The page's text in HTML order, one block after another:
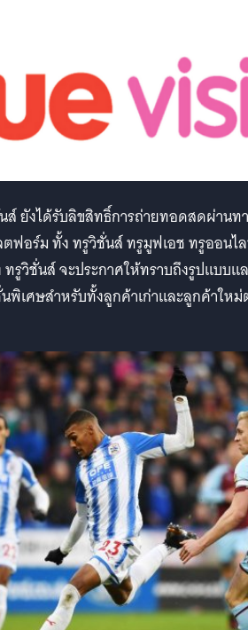
ส์ ยังได้รับลิขสิทธิ์การถ่ายทอดสดผ่านท
ฟอร์ม ทั้ง ทรูวิชั่นส์ ทรูมูฟเอช ทรูออนไ
รูวิชั่นส์ จะประกาศให้ทราบถึงรูปแบบแ
นพิเศษสำหรับทั้งลูกค้าเก่าและลูกค้าให